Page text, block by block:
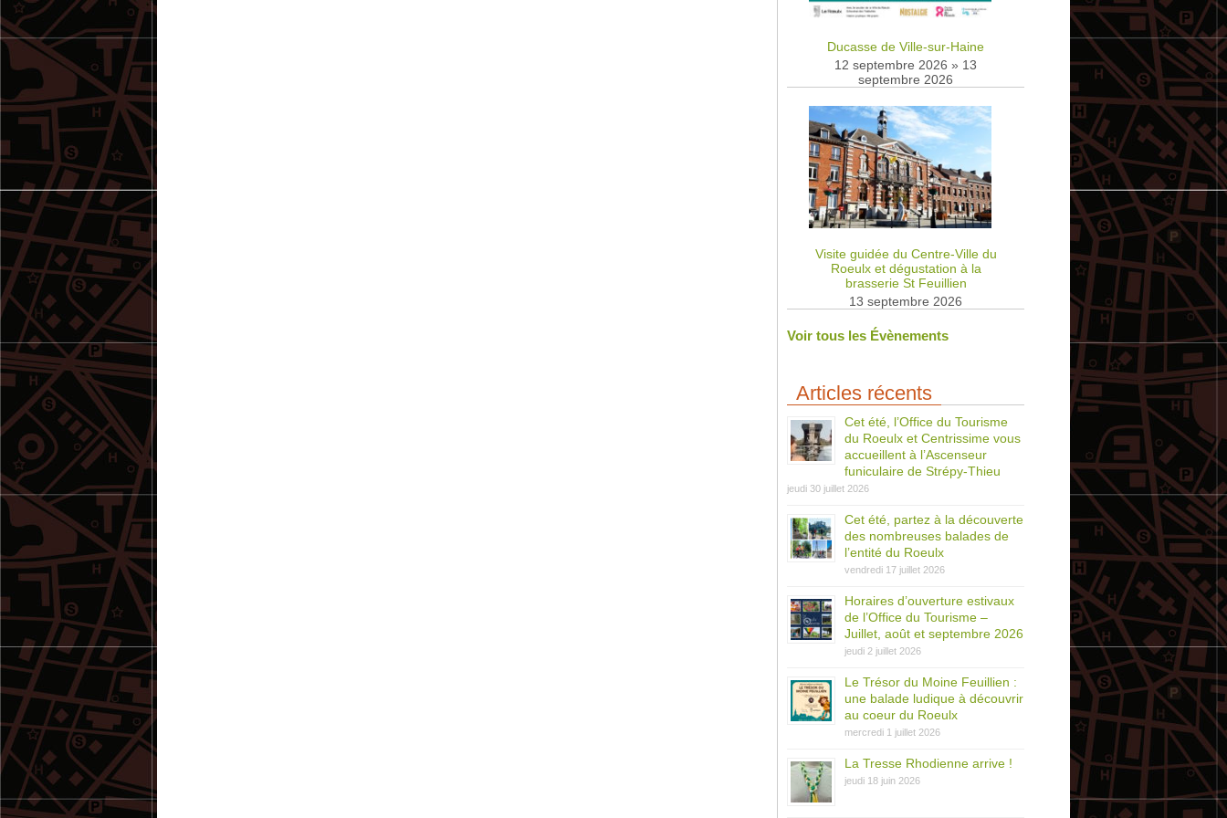
Ducasse de Ville-sur-Haine
12 septembre 2026 » 13
septembre 2026
Visite guidée du Centre-Ville du
Roeulx et dégustation à la
brasserie St Feuillien
13 septembre 2026
Voir tous les Évènements
Articles récents
Cet été, l’Office du Tourisme
du Roeulx et Centrissime vous
accueillent à l’Ascenseur
funiculaire de Strépy-Thieu
jeudi 30 juillet 2026
Cet été, partez à la découverte
des nombreuses balades de
l’entité du Roeulx
vendredi 17 juillet 2026
Horaires d’ouverture estivaux
de l’Office du Tourisme –
Juillet, août et septembre 2026
jeudi 2 juillet 2026
Le Trésor du Moine Feuillien :
une balade ludique à découvrir
au coeur du Roeulx
mercredi 1 juillet 2026
La Tresse Rhodienne arrive !
jeudi 18 juin 2026